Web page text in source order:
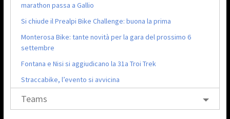
marathon passa a Gallio
Si chiude il Prealpi Bike Challenge: buona la prima
Monterosa Bike: tante novità per la gara del prossimo 6
settembre
Fontana e Nisi si aggiudicano la 31a Troi Trek
Straccabike, l’evento si avvicina
Teams